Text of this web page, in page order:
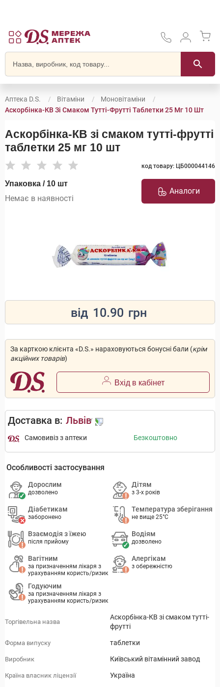
Аптека D.S. Вітаміни
Моновітаміни
Аскорбінка-КВ Зі Смаком Тутті-Фрутті Таблетки 25 Мг 10 Шт
Аскорбінка-КВ зі смаком тутті-фрутті
таблетки 25 мг 10 шт
код товару: ЦБ000044146
Упаковка / 10 шт
Немає в наявності
Аналоги
від 10.90 грн
За карткою клієнта «D.S.» нараховуються бонусні бали (крім
акційних товарів)
Вхід в кабінет
Доставка в: Львів
Самовивіз з аптеки Безкоштовно
Особливості застосування
Дорослим
дозволено
Дітям
з 3-х років
Діабетикам
заборонено
Температура зберігання
не вище 25°C
Взаємодія з їжею
після прийому
Водіям
дозволено
Вагітним
за призначенням лікаря з
урахуванням користь/ризик
Алергікам
з обережністю
Годуючим
за призначенням лікаря з
урахуванням користь/ризик
Торгівельна назва
Аскорбінка-КВ зі смаком тутті-
фрутті
Форма випуску таблетки
Виробник Київський вітамінний завод
Країна власник ліцензії Україна